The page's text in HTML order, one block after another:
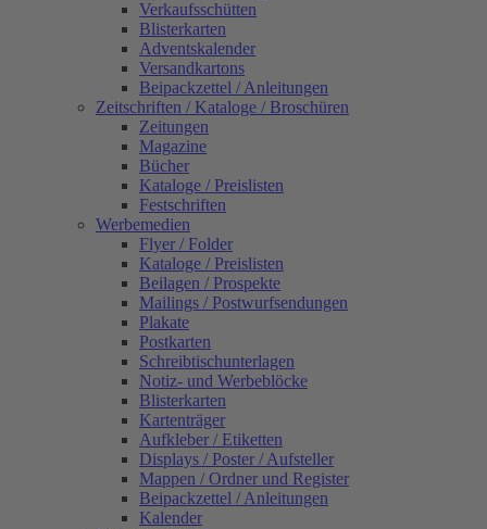
Verkaufsschütten
Blisterkarten
Adventskalender
Versandkartons
Beipackzettel / Anleitungen
Zeitschriften / Kataloge / Broschüren
Zeitungen
Magazine
Bücher
Kataloge / Preislisten
Festschriften
Werbemedien
Flyer / Folder
Kataloge / Preislisten
Beilagen / Prospekte
Mailings / Postwurfsendungen
Plakate
Postkarten
Schreibtischunterlagen
Notiz- und Werbeblöcke
Blisterkarten
Kartenträger
Aufkleber / Etiketten
Displays / Poster / Aufsteller
Mappen / Ordner und Register
Beipackzettel / Anleitungen
Kalender